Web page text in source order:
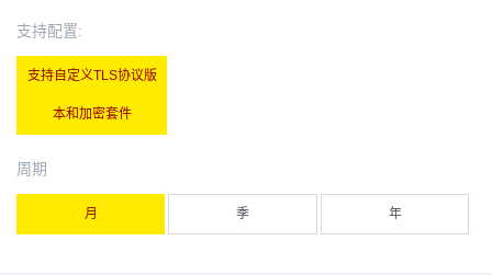
支持配置:
支持自定义TLS协议版
本和加密套件
周期
月 季 年